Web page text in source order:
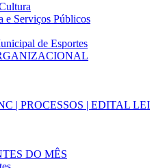
e Serviços Públicos
de Esportes
| PROCESSOS | EDITAL LEI
DO MÊS